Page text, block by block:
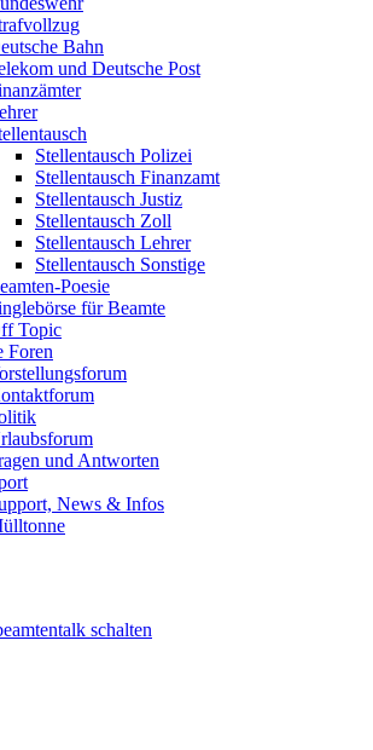
Bahn
und Deutsche Post
Stellentausch Polizei
Stellentausch Finanzamt
Stellentausch Justiz
Stellentausch Zoll
Stellentausch Lehrer
Stellentausch Sonstige
Poesie
für Beamte
Topic
Foren
und Antworten
News & Infos
schalten